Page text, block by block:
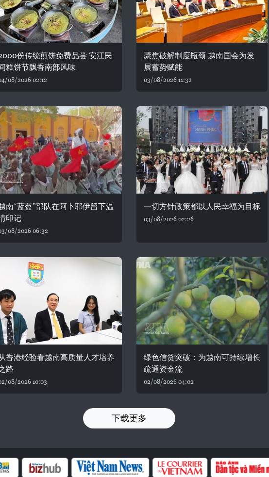
份传统煎饼免费品尝 安江民
糕饼节飘香南部风味
08/2026 02:12
聚焦破解制度瓶颈 越南国会为发
展蓄势赋能
03/08/2026 11:32
南“蓝盔”部队在阿卜耶伊留下温
印记
08/2026 06:32
一切方针政策都以人民幸福为目标
03/08/2026 02:26
香港经验看越南高质量人才培养
路
08/2026 10:03
绿色信贷突破：为越南可持续增长
疏通资金流
02/08/2026 04:02
下载更多